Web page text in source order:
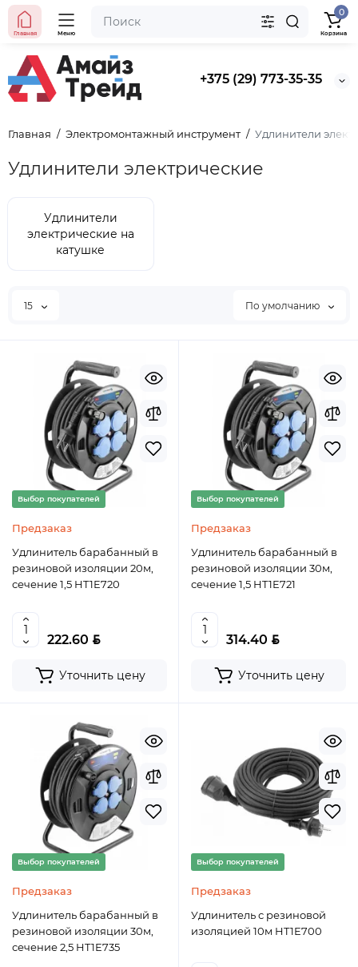
+375 (29) 773-35-35
Главная Меню
0
Корзина
Главная Электромонтажный инструмент Удлинители
Удлинители электрические
Удлинители
электрические на
катушке
15 По умолчанию
Выбор покупателей
Предзаказ
Удлинитель барабанный в
резиновой изоляции 20м,
сечение 1,5 HT1E720
222.60 BYN
Уточнить цену
Выбор покупателей
Предзаказ
Удлинитель барабанный в
резиновой изоляции 30м,
сечение 1,5 HT1E721
314.40 BYN
Уточнить цену
Выбор покупателей
Предзаказ
Удлинитель барабанный в
резиновой изоляции 30м,
сечение 2,5 HT1E735
Выбор покупателей
Предзаказ
Удлинитель с резиновой
изоляцией 10м HT1E700